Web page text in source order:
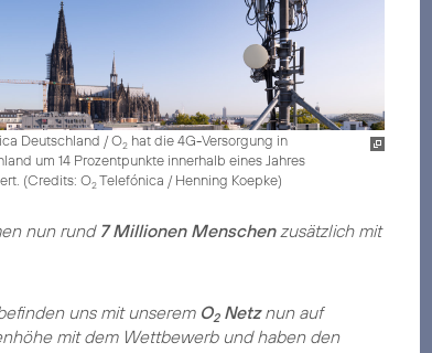
Deutschland / O2hat die 4G-Versorgung in
um 14 Prozentpunkte innerhalb eines Jahres
(Credits: O2Telefónica / Henning Koepke)
nun rund 7 Millionen Menschenzusätzlich mit
uns mit unserem O2Netznun auf
mit dem Wettbewerb und haben den